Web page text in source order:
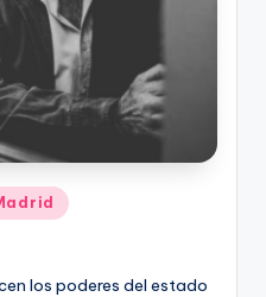
los poderes del estado